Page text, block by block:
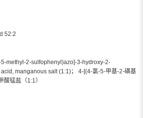
52:2
methyl-2-sulfophenyl)azo]-3-hydroxy-2-
manganous salt (1:1)； 4-[(4-氯-5-甲基-2-磺基
锰盐（1:1）